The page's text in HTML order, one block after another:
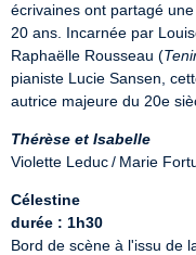
écrivaines ont partagé
20 ans. Incarnée par
Raphaëlle Rousseau (
pianiste Lucie Sansen,
autrice majeure du 20e
Thérèse et Isabelle
Violette Leduc / Marie
Célestine
durée : 1h30
Bord de scène à l'issu de